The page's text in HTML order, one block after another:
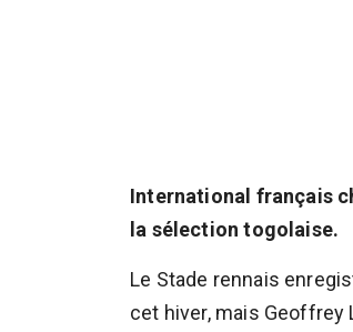
International français
la sélection togolaise.
Le Stade rennais
cet hiver, mais Geoffrey